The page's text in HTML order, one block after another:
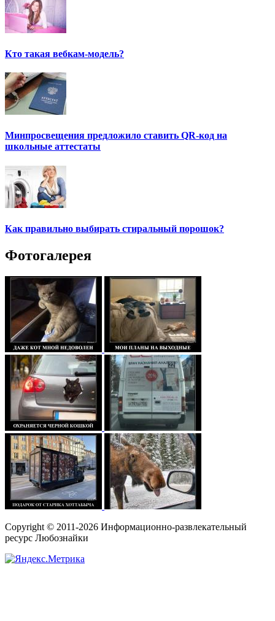
Кто такая вебкам-модель?
Минпросвещения предложило ставить QR-код на
школьные аттестаты
Как правильно выбирать стиральный порошок?
Фотогалерея
Copyright © 2011-2026 Информационно-развлекательный
ресурс Любознайки